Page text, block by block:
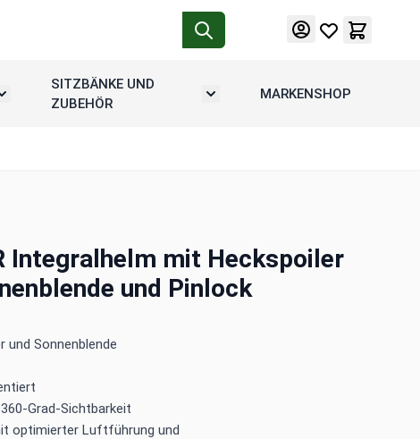
Untermenü umschalten: Motorradgepäck
SITZBÄNKE UND
ZUBEHÖR
Untermenü umschalten: Sitzbänke
MARKENSHOP
Integralhelm mit Heckspoiler
und Pinlock
und Sonnenblende
Grad-Sichtbarkeit
optimierter Luftführung und